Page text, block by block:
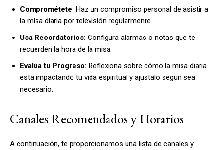
Comprométete: Haz un compromiso personal de asistir a
la misa diaria por televisión regularmente.
Usa Recordatorios: Configura alarmas o notas que te
recuerden la hora de la misa.
Evalúa tu Progreso: Reflexiona sobre cómo la misa diaria
está impactando tu vida espiritual y ajústalo según sea
necesario.
Canales Recomendados y Horarios
A continuación, te proporcionamos una lista de canales y